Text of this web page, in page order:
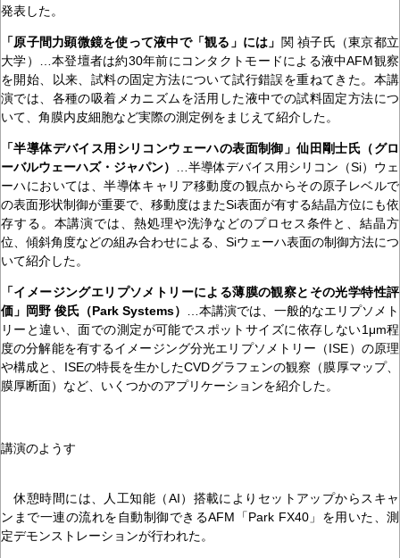
発表した。
「原子間力顕微鏡を使って液中で「観る」には」 関 禎子氏（東京都立
大学）…本登壇者は約30年前にコンタクトモードによる液中AFM観察
を開始、以来、試料の固定方法について試行錯誤を重ねてきた。本講
演では、各種の吸着メカニズムを活用した液中での試料固定方法につ
いて、角膜内皮細胞など実際の測定例をまじえて紹介した。
「半導体デバイス用シリコンウェーハの表面制御」仙田剛士氏（グロ
ーバルウェーハズ・ジャパン）
…半導体デバイス用シリコン（Si）ウェ
ーハにおいては、半導体キャリア移動度の観点からその原子レベルで
の表面形状制御が重要で、移動度はまたSi表面が有する結晶方位にも依
存する。本講演では、熱処理や洗浄などのプロセス条件と、結晶方
位、傾斜角度などの組み合わせによる、Siウェーハ表面の制御方法につ
いて紹介した。
「イメージングエリプソメトリーによる薄膜の観察とその光学特性評
価」岡野 俊氏（Park Systems）
…本講演では、一般的なエリプソメト
リーと違い、面での測定が可能でスポットサイズに依存しない1μm程
度の分解能を有するイメージング分光エリプソメトリー（ISE）の原理
や構成と、ISEの特長を生かしたCVDグラフェンの観察（膜厚マップ、
膜厚断面）など、いくつかのアプリケーションを紹介した。
講演のようす
休憩時間には、人工知能（AI）搭載によりセットアップからスキャ
ンまで一連の流れを自動制御できるAFM「Park FX40」を用いた、測
定デモンストレーションが行われた。